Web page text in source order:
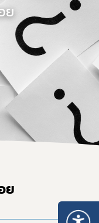
ย
ย